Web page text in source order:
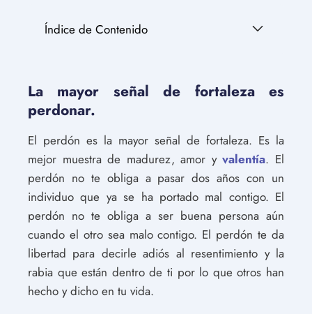
Índice de Contenido
La mayor señal de fortaleza es
perdonar.
El perdón es la mayor señal de fortaleza. Es la
mejor muestra de madurez, amor yvalentía. El
perdón no te obliga a pasar dos años con un
individuo que ya se ha portado mal contigo. El
perdón no te obliga a ser buena persona aún
cuando el otro sea malo contigo. El perdón te da
libertad para decirle adiós al resentimiento y la
rabia que están dentro de ti por lo que otros han
hecho y dicho en tu vida.